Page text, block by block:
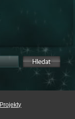
Projekty